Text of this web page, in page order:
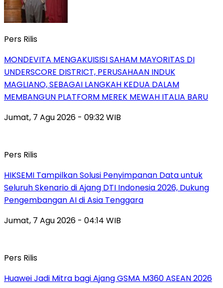
Pers Rilis
MONDEVITA MENGAKUISISI SAHAM MAYORITAS DI
UNDERSCORE DISTRICT, PERUSAHAAN INDUK
MAGLIANO, SEBAGAI LANGKAH KEDUA DALAM
MEMBANGUN PLATFORM MEREK MEWAH ITALIA BARU
Jumat, 7 Agu 2026 - 09:32 WIB
Pers Rilis
HIKSEMI Tampilkan Solusi Penyimpanan Data untuk
Seluruh Skenario di Ajang DTI Indonesia 2026, Dukung
Pengembangan AI di Asia Tenggara
Jumat, 7 Agu 2026 - 04:14 WIB
Pers Rilis
Huawei Jadi Mitra bagi Ajang GSMA M360 ASEAN 2026